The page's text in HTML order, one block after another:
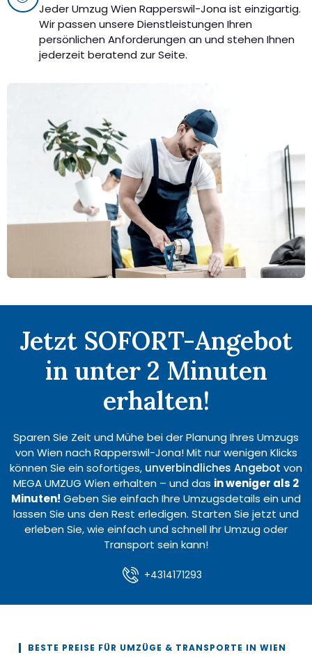
Jeder Umzug Wien Rapperswil-Jona ist einzigartig.
Wir passen unsere Dienstleistungen Ihren
persönlichen Anforderungen an und stehen Ihnen
jederzeit beratend zur Seite.
Jetzt SOFORT-Angebot
in unter 2 Minuten
erhalten!
Sparen Sie Zeit und Mühe bei der Planung Ihres Umzugs
von Wien nach Rapperswil-Jona! Mit nur wenigen Klicks
können Sie ein sofortiges, unverbindliches Angebot von
MEGA UMZUG Wien erhalten – und das in weniger als 2
Minuten! Geben Sie einfach Ihre Umzugsdetails ein und
lassen Sie uns den Rest erledigen. Starten Sie jetzt und
erleben Sie, wie einfach und schnell Ihr Umzug oder
Transport sein kann!
+4314171293
BESTE PREISE FÜR UMZÜGE & TRANSPORTE IN WIEN